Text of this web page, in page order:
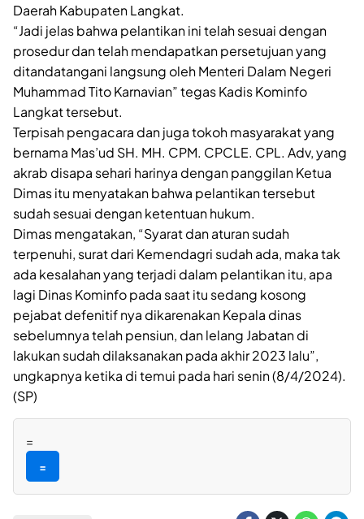
Daerah Kabupaten Langkat.
“Jadi jelas bahwa pelantikan ini telah sesuai dengan
prosedur dan telah mendapatkan persetujuan yang
ditandatangani langsung oleh Menteri Dalam Negeri
Muhammad Tito Karnavian” tegas Kadis Kominfo
Langkat tersebut.
Terpisah pengacara dan juga tokoh masyarakat yang
bernama Mas’ud SH. MH. CPM. CPCLE. CPL. Adv, yang
akrab disapa sehari harinya dengan panggilan Ketua
Dimas itu menyatakan bahwa pelantikan tersebut
sudah sesuai dengan ketentuan hukum.
Dimas mengatakan, “Syarat dan aturan sudah
terpenuhi, surat dari Kemendagri sudah ada, maka tak
ada kesalahan yang terjadi dalam pelantikan itu, apa
lagi Dinas Kominfo pada saat itu sedang kosong
pejabat defenitif nya dikarenakan Kepala dinas
sebelumnya telah pensiun, dan lelang Jabatan di
lakukan sudah dilaksanakan pada akhir 2023 lalu”,
ungkapnya ketika di temui pada hari senin (8/4/2024).
(SP)
=
=